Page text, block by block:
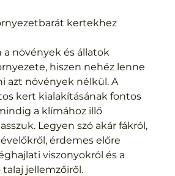
kertekhez
a növények és állatok
hiszen nehéz lenne
azt növények nélkül. A
kert kialakításának fontos
a klímához illő
Legyen szó akár fákról,
érdemes előre
viszonyokról és a
jellemzőiről.